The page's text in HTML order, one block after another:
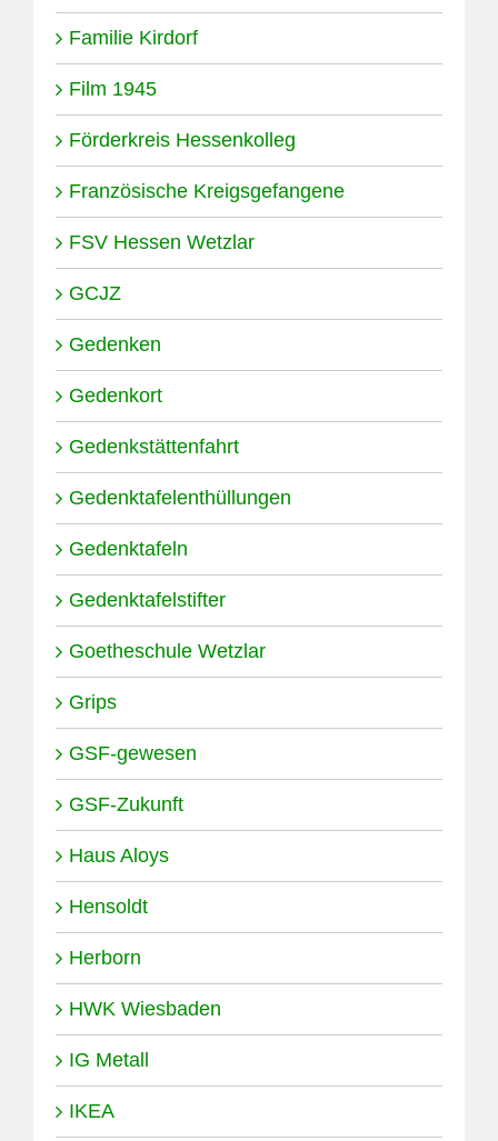
Familie Kirdorf
Film 1945
Förderkreis Hessenkolleg
Französische Kreigsgefangene
FSV Hessen Wetzlar
GCJZ
Gedenken
Gedenkort
Gedenkstättenfahrt
Gedenktafelenthüllungen
Gedenktafeln
Gedenktafelstifter
Goetheschule Wetzlar
Grips
GSF-gewesen
GSF-Zukunft
Haus Aloys
Hensoldt
Herborn
HWK Wiesbaden
IG Metall
IKEA